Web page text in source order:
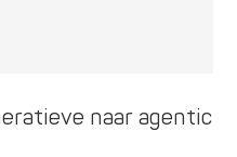
naar agentic